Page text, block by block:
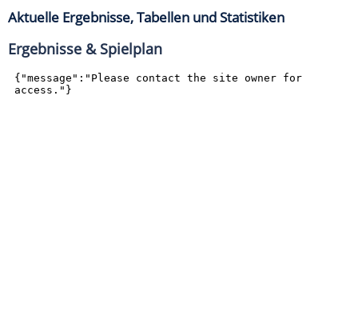
Aktuelle Ergebnisse, Tabellen und Statistiken
Ergebnisse & Spielplan